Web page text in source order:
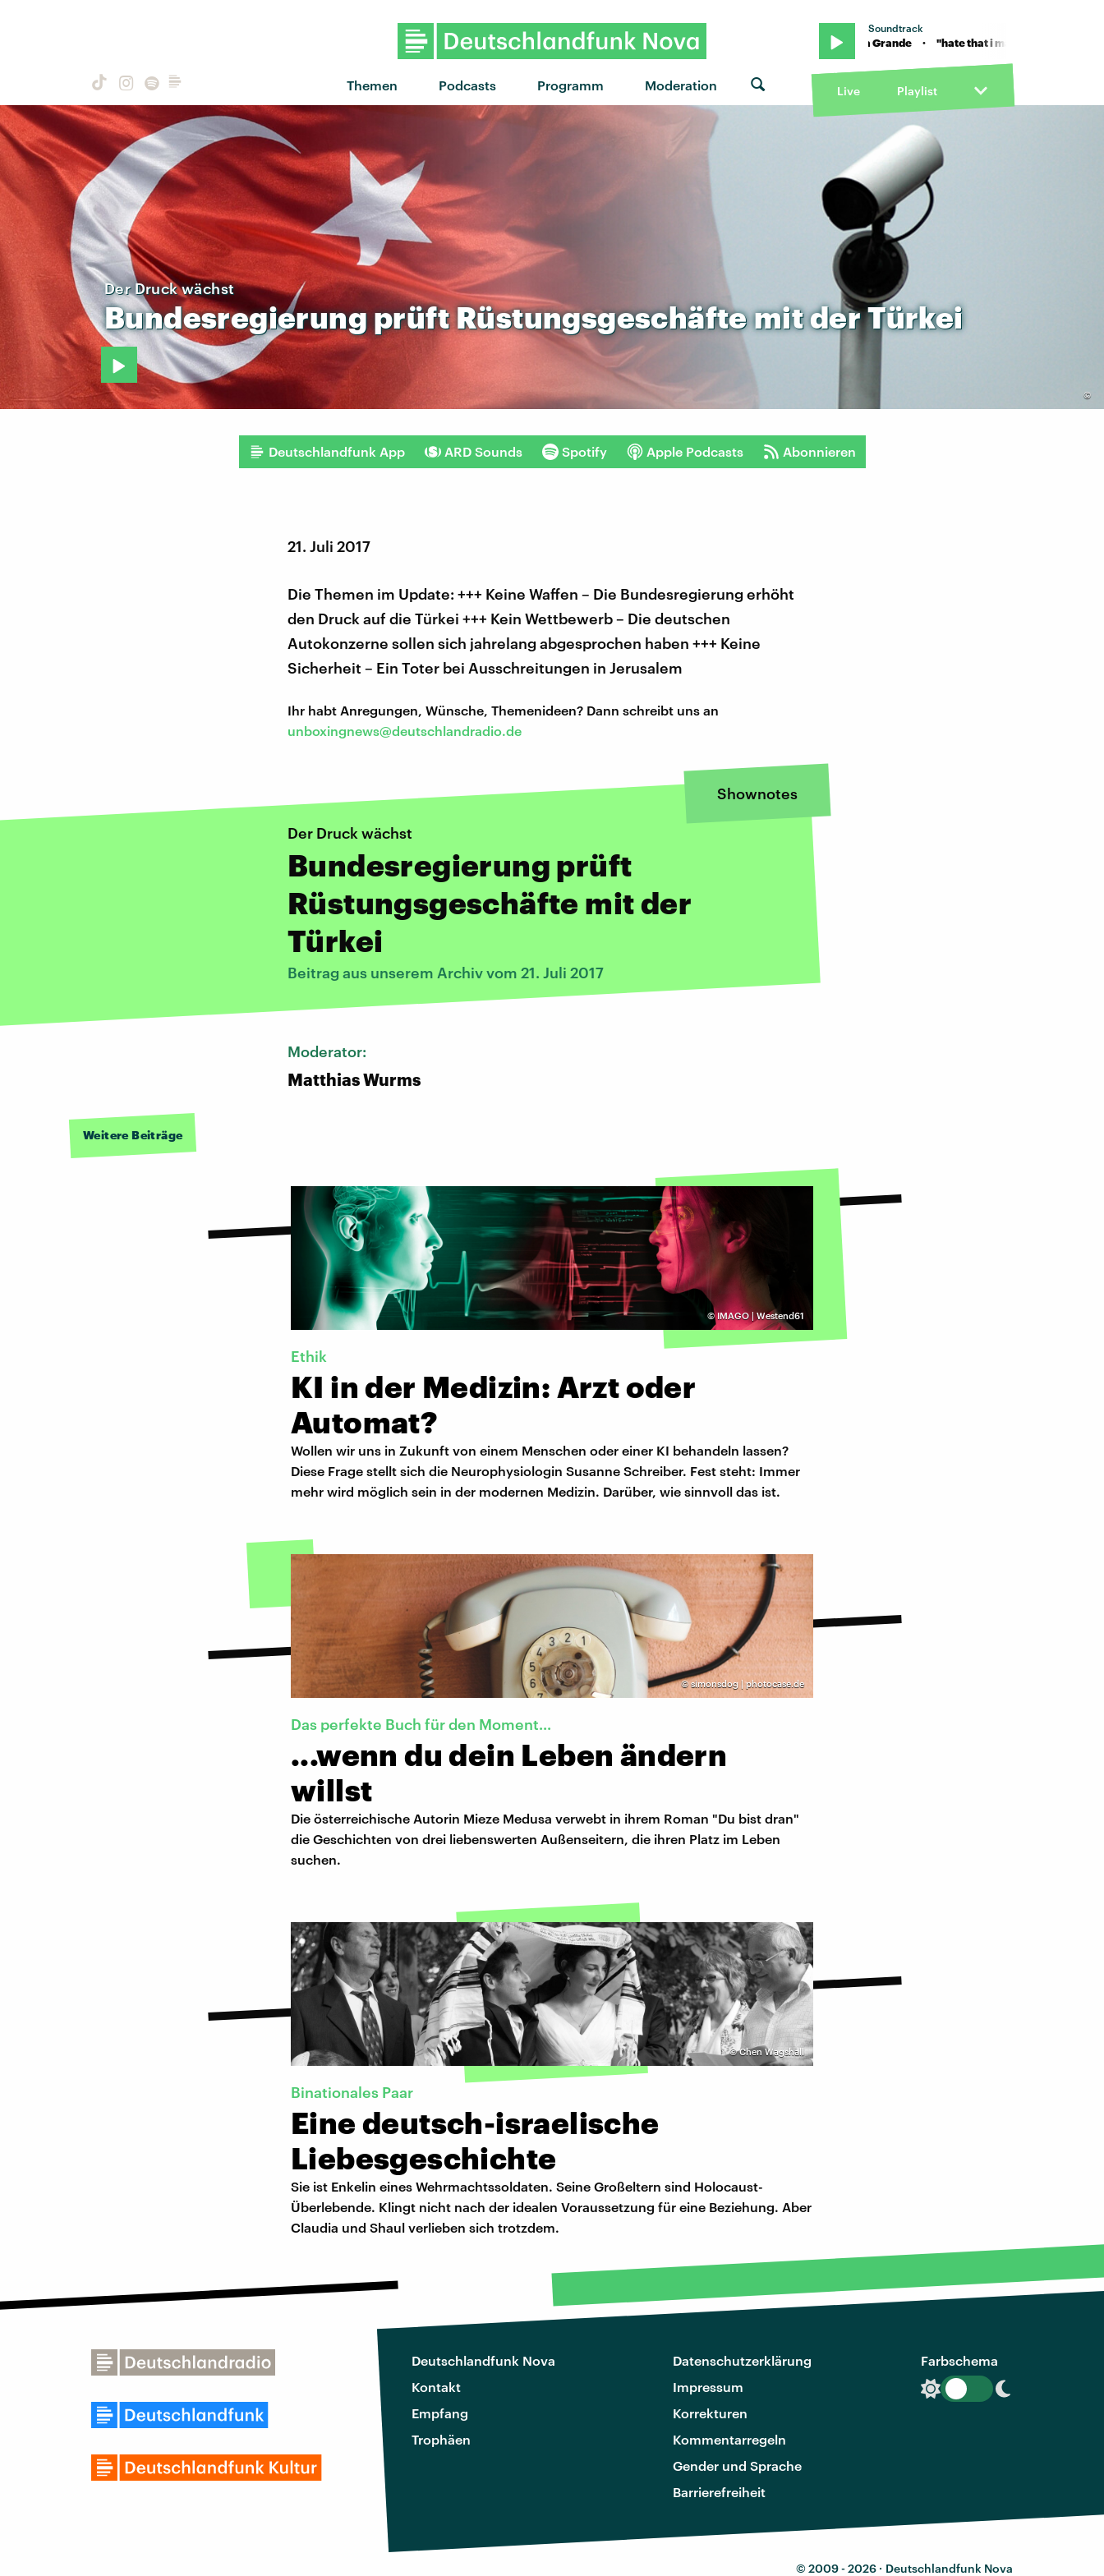
Themen Podcasts Programm Moderation
Soundtrack
"hate that i made you love me" von Ariana Grande · "hate that i made you love me" von Ariana
Live Playlist
©
Der Druck wächst
BundesregierungprüftRüstungsgeschäftemitderTürkei
Deutschlandfunk App ARD Sounds Spotify Apple Podcasts Abonnieren
21. Juli 2017
Die Themen im Update: +++ Keine Waffen – Die Bundesregierung erhöht
den Druck auf die Türkei +++ Kein Wettbewerb – Die deutschen
Autokonzerne sollen sich jahrelang abgesprochen haben +++ Keine
Sicherheit – Ein Toter bei Ausschreitungen in Jerusalem
Ihr habt Anregungen, Wünsche, Themenideen? Dann schreibt uns an
unboxingnews@deutschlandradio.de
Shownotes
Der Druck wächst
Bundesregierung prüft
Rüstungsgeschäfte mit der
Türkei
Beitrag aus unserem Archiv vom 21. Juli 2017
Moderator:
Matthias Wurms
Weitere Beiträge
©IMAGO | Westend61
Ethik
KI in der Medizin: Arzt oder
Automat?
Wollen wir uns in Zukunft von einem Menschen oder einer KI behandeln lassen?
Diese Frage stellt sich die Neurophysiologin Susanne Schreiber. Fest steht: Immer
mehr wird möglich sein in der modernen Medizin. Darüber, wie sinnvoll das ist.
©simonsdog | photocase.de
Das perfekte Buch für den Moment...
...wenn du dein Leben ändern
willst
Die österreichische Autorin Mieze Medusa verwebt in ihrem Roman "Du bist dran"
die Geschichten von drei liebenswerten Außenseitern, die ihren Platz im Leben
suchen.
©Chen Wagshall
Binationales Paar
Eine deutsch-israelische
Liebesgeschichte
Sie ist Enkelin eines Wehrmachtssoldaten. Seine Großeltern sind Holocaust-
Überlebende. Klingt nicht nach der idealen Voraussetzung für eine Beziehung. Aber
Claudia und Shaul verlieben sich trotzdem.
Deutschlandfunk Nova
Kontakt
Empfang
Trophäen
Datenschutzerklärung
Impressum
Korrekturen
Kommentarregeln
Gender und Sprache
Barrierefreiheit
Farbschema
© 2009 - 2026 · Deutschlandfunk Nova